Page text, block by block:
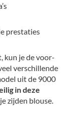
prestaties
kun je de voor-
verschillende
uit de 9000
in deze
zijden blouse.